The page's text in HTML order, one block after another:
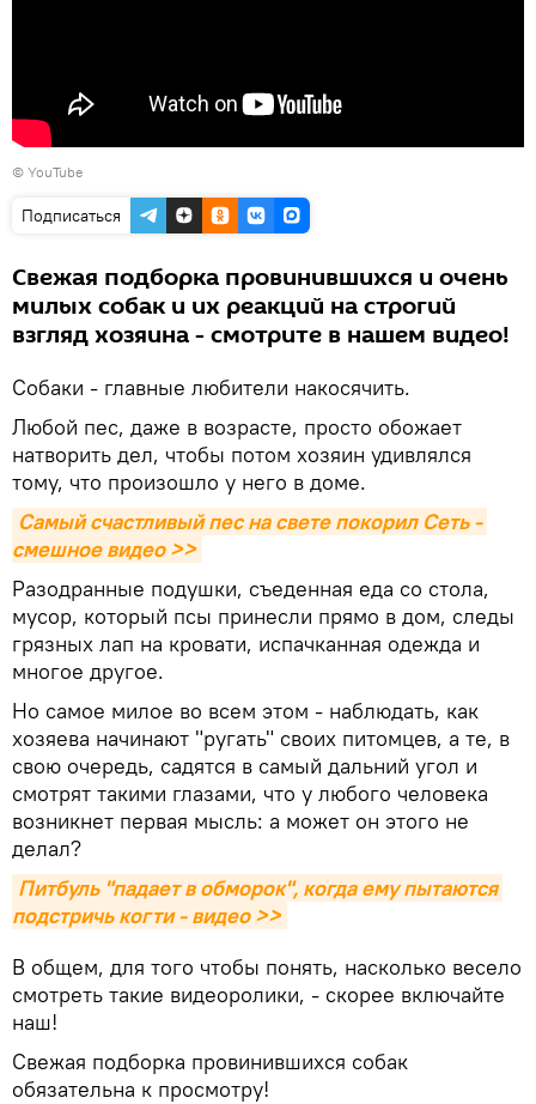
© YouTube
Подписаться
Свежая подборка провинившихся и очень
милых собак и их реакций на строгий
взгляд хозяина - смотрите в нашем видео!
Собаки - главные любители накосячить.
Любой пес, даже в возрасте, просто обожает
натворить дел, чтобы потом хозяин удивлялся
тому, что произошло у него в доме.
Самый счастливый пес на свете покорил Сеть -
смешное видео >>
Разодранные подушки, съеденная еда со стола,
мусор, который псы принесли прямо в дом, следы
грязных лап на кровати, испачканная одежда и
многое другое.
Но самое милое во всем этом - наблюдать, как
хозяева начинают "ругать" своих питомцев, а те, в
свою очередь, садятся в самый дальний угол и
смотрят такими глазами, что у любого человека
возникнет первая мысль: а может он этого не
делал?
Питбуль "падает в обморок", когда ему пытаются
подстричь когти - видео >>
В общем, для того чтобы понять, насколько весело
смотреть такие видеоролики, - скорее включайте
наш!
Свежая подборка провинившихся собак
обязательна к просмотру!